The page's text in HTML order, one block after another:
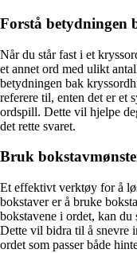
Forstå betydningen
Når du står fast i et
et annet ord med ulikt
betydningen bak
referere til, enten det er et
ordspill. Dette vil hjelpe
det rette svaret.
Bruk
Et effektivt verktøy for å
bokstaver er å bruke
bokstavene i ordet, kan
Dette vil bidra til å snevre
ordet som passer både